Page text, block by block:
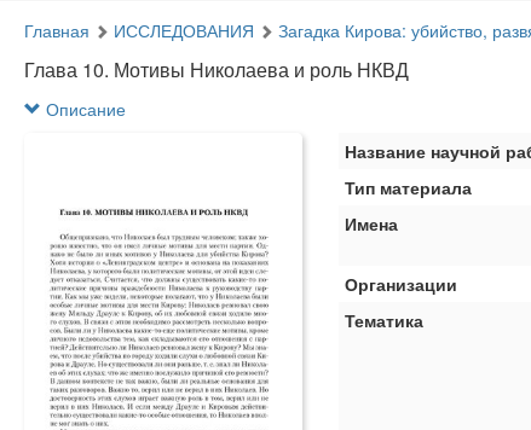
Главная ИССЛЕДОВАНИЯ Загадка Кирова: убийство,
Глава 10. Мотивы Николаева и роль НКВД
Описание
Название научной
Тип материала
Имена
Организации
Тематика